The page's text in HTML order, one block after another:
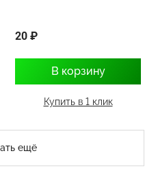
20 ₽
В корзину
Купить в 1 клик
ещё